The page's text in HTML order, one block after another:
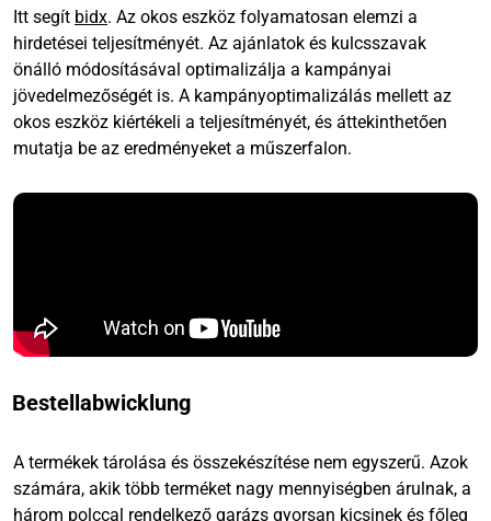
Itt segít bidx. Az okos eszköz folyamatosan elemzi a
hirdetései teljesítményét. Az ajánlatok és kulcsszavak
önálló módosításával optimalizálja a kampányai
jövedelmezőségét is. A kampányoptimalizálás mellett az
okos eszköz kiértékeli a teljesítményét, és áttekinthetően
mutatja be az eredményeket a műszerfalon.
Bestellabwicklung
A termékek tárolása és összekészítése nem egyszerű. Azok
számára, akik több terméket nagy mennyiségben árulnak, a
három polccal rendelkező garázs gyorsan kicsinek és főleg